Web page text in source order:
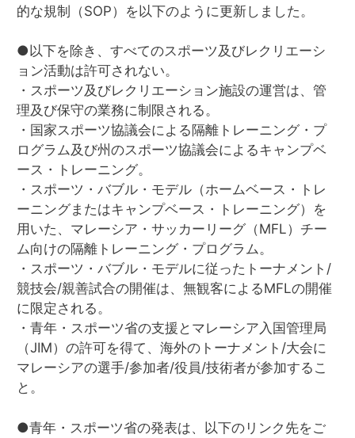
的な規制（SOP）を以下のように更新しました。
●以下を除き、すべてのスポーツ及びレクリエーシ
ョン活動は許可されない。
・スポーツ及びレクリエーション施設の運営は、管
理及び保守の業務に制限される。
・国家スポーツ協議会による隔離トレーニング・プ
ログラム及び州のスポーツ協議会によるキャンプベ
ース・トレーニング。
・スポーツ・バブル・モデル（ホームベース・トレ
ーニングまたはキャンプベース・トレーニング）を
用いた、マレーシア・サッカーリーグ（MFL）チー
ム向けの隔離トレーニング・プログラム。
・スポーツ・バブル・モデルに従ったトーナメント/
競技会/親善試合の開催は、無観客によるMFLの開催
に限定される。
・青年・スポーツ省の支援とマレーシア入国管理局
（JIM）の許可を得て、海外のトーナメント/大会に
マレーシアの選手/参加者/役員/技術者が参加するこ
と。
●青年・スポーツ省の発表は、以下のリンク先をご